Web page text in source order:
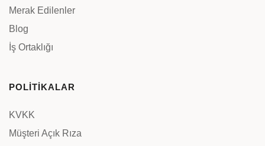
Merak Edilenler
Blog
İş Ortaklığı
POLİTİKALAR
KVKK
Müşteri Açık Rıza